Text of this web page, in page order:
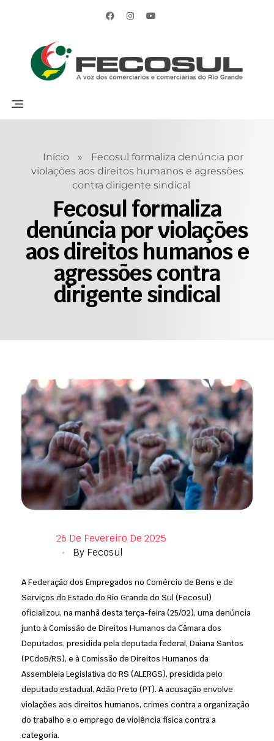
Início »
Fecosul formaliza denúncia por
violações aos direitos humanos e agressões
contra dirigente sindical
Fecosul formaliza
denúncia por violações
aos direitos humanos e
agressões contra
dirigente sindical
26 De Fevereiro De 2025
By Fecosul
A Federação dos Empregados no Comércio de Bens e de
Serviços do Estado do Rio Grande do Sul (Fecosul)
oficializou, na manhã desta terça-feira (25/02), uma denúncia
junto à Comissão de Direitos Humanos da Câmara dos
Deputados, presidida pela deputada federal, Daiana Santos
(PCdoB/RS), e à Comissão de Direitos Humanos da
Assembleia Legislativa do RS (ALERGS), presidida pelo
deputado estadual, Adão Preto (PT). A acusação envolve
violações aos direitos humanos, crimes contra a organização
do trabalho e o emprego de violência física contra a
categoria.